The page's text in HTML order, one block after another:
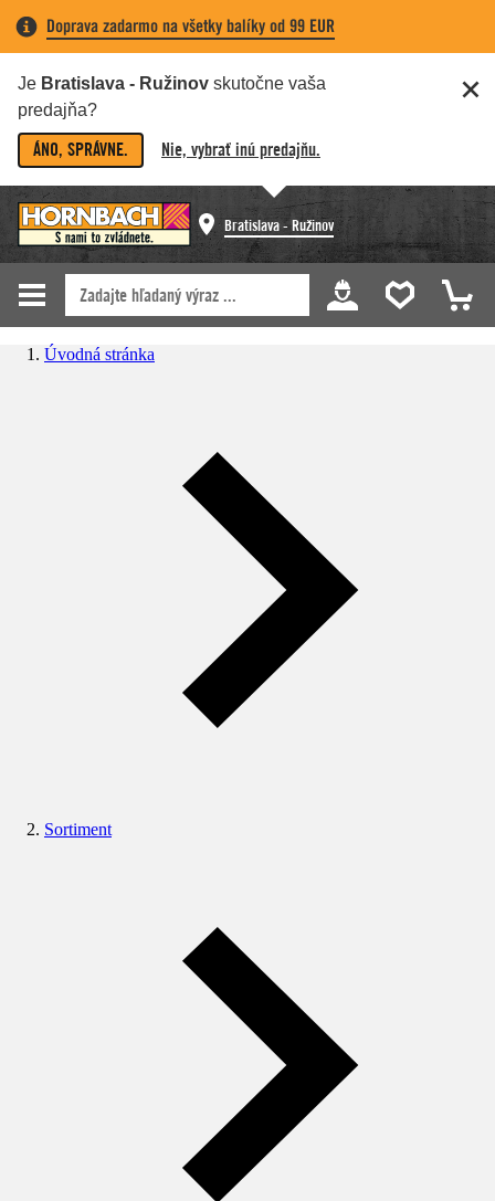
Doprava zadarmo na všetky balíky od 99 EUR
Je Bratislava - Ružinov skutočne vaša
predajňa?
ÁNO, SPRÁVNE. Nie, vybrať inú predajňu.
Bratislava - Ružinov
Úvodná stránka
Sortiment